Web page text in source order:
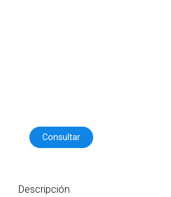
Consultar
Descripción